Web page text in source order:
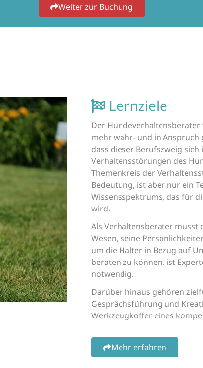
Weiter zur Buchung
Lernziele
Der
mehr wahr- und in Anspruch
dass dieser Berufszweig
Verhaltensstörungen des
Themenkreis der
Bedeutung, ist aber nur ein
Wissensspektrums, das für
wird.
Als Verhaltensberater musst
Wesen, seine
um die Halter in Bezug auf
beraten zu können, ist
notwendig.
Darüber hinaus gehören
Gesprächsführung und
Werkzeugkoffer eines
Mehr erfahren